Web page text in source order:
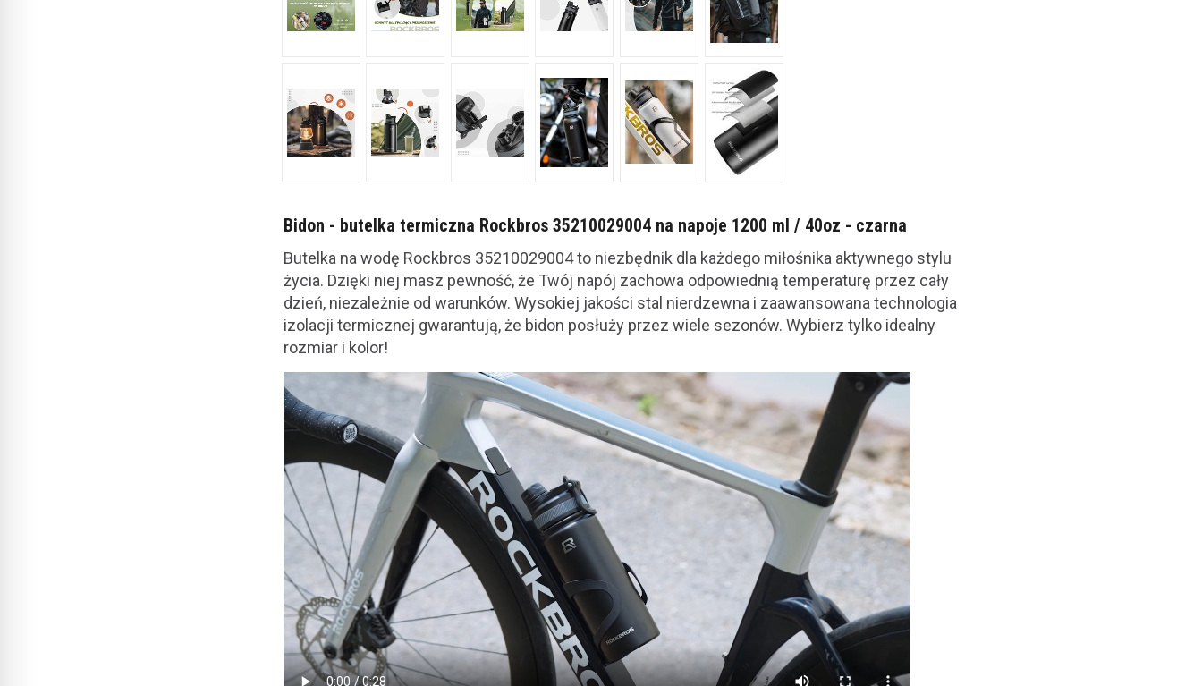
Bidon - butelka termiczna Rockbros 35210029004 na napoje 1200 ml / 40oz - czarna
Butelka na wodę Rockbros 35210029004 to niezbędnik dla każdego miłośnika aktywnego stylu
życia. Dzięki niej masz pewność, że Twój napój zachowa odpowiednią temperaturę przez cały
dzień, niezależnie od warunków. Wysokiej jakości stal nierdzewna i zaawansowana technologia
izolacji termicznej gwarantują, że bidon posłuży przez wiele sezonów. Wybierz tylko idealny
rozmiar i kolor!